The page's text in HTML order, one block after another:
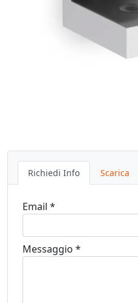
Richiedi Info Scarica
Email *
Messaggio *